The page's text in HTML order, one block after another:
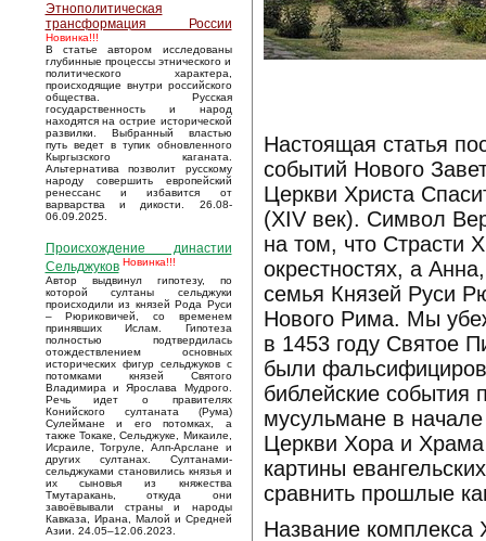
Этнополитическая
трансформация России
Новинка!!!
В статье автором исследованы
глубинные процессы этнического и
политического характера,
происходящие внутри российского
общества. Русская
государственность и народ
находятся на острие исторической
развилки. Выбранный властью
путь ведет в тупик обновленного
Кыргызского каганата.
Альтернатива позволит русскому
народу совершить европейский
ренессанс и избавится от
варварства и дикости. 26.08-
06.09.2025.
Происхождение династии
Сельджуков Новинка!!!
Автор выдвинул гипотезу, по
которой султаны сельджуки
происходили из князей Рода Руси
– Рюриковичей, со временем
принявших Ислам. Гипотеза
полностью подтвердилась
отождествлением основных
исторических фигур сельджуков с
потомками князей Святого
Владимира и Ярослава Мудрого.
Речь идет о правителях
Конийского султаната (Рума)
Сулеймане и его потомках, а
также Токаке, Сельджуке, Микаиле,
Исраиле, Тогруле, Алп-Арслане и
других султанах. Султанами-
сельджуками становились князья и
их сыновья из княжества
Тмутаракань, откуда они
завоёвывали страны и народы
Кавказа, Ирана, Малой и Средней
Азии. 24.05–12.06.2023.
Настоящая статья
событий Нового
Церкви Христа
(XIV век). Символ
на том, что Страсти
окрестностях, а
семья Князей Руси
Нового Рима. Мы
в 1453 году Святое
были
библейские события
мусульмане в
Церкви Хора и
картины
сравнить прошлые
Название комплекса